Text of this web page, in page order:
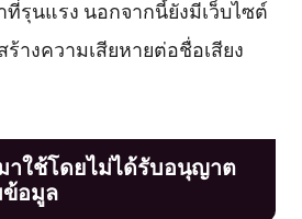
ที่รุนแรง นอกจากนี้ยังมีเว็บไซต์
างความเสียหายต่อชื่อเสียง
าใช้โดยไม่ได้รับอนุญาต
ข้อมูล